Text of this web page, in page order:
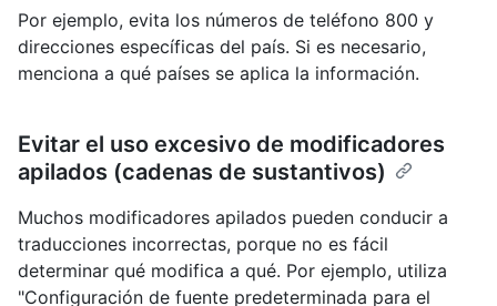
Por ejemplo, evita los números de teléfono 800 y
direcciones específicas del país. Si es necesario,
menciona a qué países se aplica la información.
Evitar el uso excesivo de modificadores
apilados (cadenas de sustantivos)
Muchos modificadores apilados pueden conducir a
traducciones incorrectas, porque no es fácil
determinar qué modifica a qué. Por ejemplo, utiliza
"Configuración de fuente predeterminada para el